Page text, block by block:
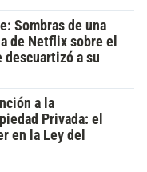
Sombras de una
de Netflix sobre el
descuartizó a su
a la
Privada: el
en la Ley del